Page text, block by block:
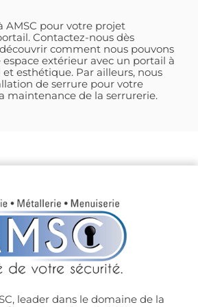
AMSC pour votre projet
Contactez-nous dès
comment nous pouvons
extérieur avec un portail à
esthétique. Par ailleurs, nous
de serrure pour votre
maintenance de la serrurerie.
leader dans le domaine de la